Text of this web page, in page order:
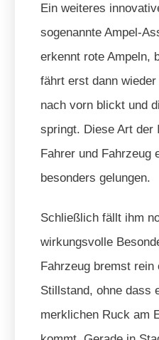
Ein weiteres
sogenannte Ampel-
erkennt rote Ampeln,
fährt erst dann
nach vorn blickt und
springt. Diese Art der
Fahrer und Fahrzeug
besonders gelungen.
Schließlich fällt ihm
wirkungsvolle
Fahrzeug bremst
Stillstand, ohne dass
merklichen Ruck am